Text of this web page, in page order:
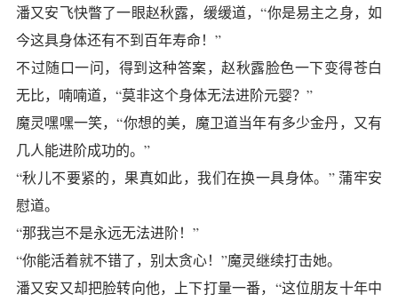
潘又安飞快瞥了一眼赵秋露，缓缓道，“你是易主之身，如
今这具身体还有不到百年寿命！”
不过随口一问，得到这种答案，赵秋露脸色一下变得苍白
无比，喃喃道，“莫非这个身体无法进阶元婴？”
魔灵嘿嘿一笑，“你想的美，魔卫道当年有多少金丹，又有
几人能进阶成功的。”
“秋儿不要紧的，果真如此，我们在换一具身体。” 蒲牢安
慰道。
“那我岂不是永远无法进阶！”
“你能活着就不错了，别太贪心！”魔灵继续打击她。
潘又安又却把脸转向他，上下打量一番，“这位朋友十年中